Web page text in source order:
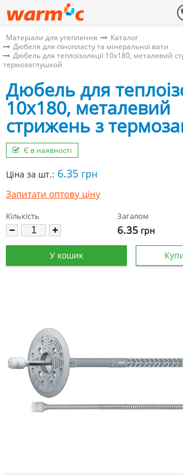
Матеріали для утеплення
Каталог
Дюбеля для пінопласту та мінеральної вати
Дюбель для теплоізоляції 10х180, металевий
термозаглушкой
Дюбель для
10х180, металевий
стрижень з
Є в наявності
Ціна за шт.: 6.35 грн
Запитати оптову ціну
Кількість Загалом
6.35 грн
У кошик